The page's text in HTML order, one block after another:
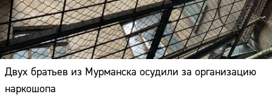
Двух братьев из Мурманска осудили за организацию
наркошопа